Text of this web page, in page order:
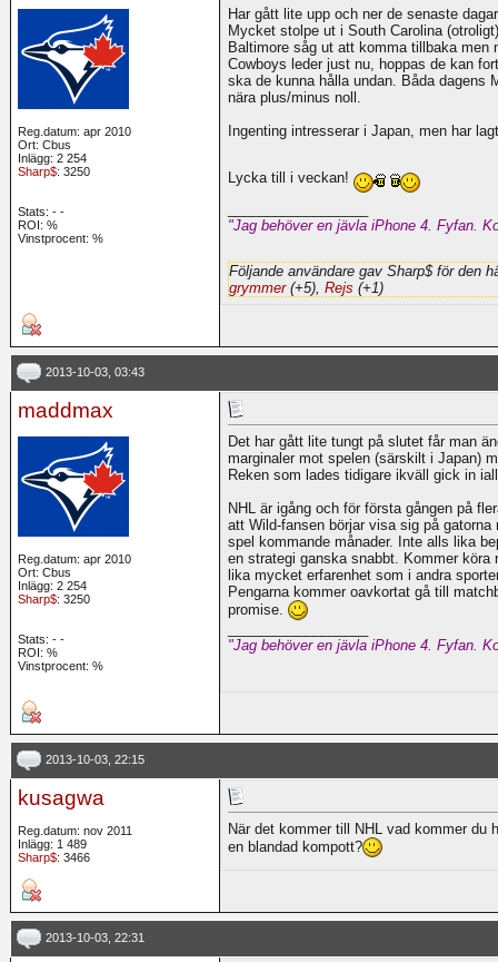
Reg.datum: apr 2010
Ort: Cbus
Inlägg: 2 254
Sharp$: 3250
Stats: - -
ROI: %
Vinstprocent: %
Har gått lite upp och ner de senaste
Mycket stolpe ut i South Carolina
Baltimore såg ut att komma tillbaka
Cowboys leder just nu, hoppas de kan
ska de kunna hålla undan. Båda dagens
nära plus/minus noll.
Ingenting intresserar i Japan, men har
Lycka till i veckan!
"Jag behöver en jävla iPhone 4. Fyfan.
Följande användare gav Sharp$ för den
grymmer(+5), Rejs (+1)
2013-10-03, 03:43
maddmax
Reg.datum: apr 2010
Ort: Cbus
Inlägg: 2 254
Sharp$: 3250
Stats: - -
ROI: %
Vinstprocent: %
Det har gått lite tungt på slutet får man
marginaler mot spelen (särskilt i Japan)
Reken som lades tidigare ikväll gick in
NHL är igång och för första gången på
att Wild-fansen börjar visa sig på
spel kommande månader. Inte alls lika
en strategi ganska snabbt. Kommer
lika mycket erfarenhet som i andra
Pengarna kommer oavkortat gå till
promise.
"Jag behöver en jävla iPhone 4. Fyfan.
2013-10-03, 22:15
kusagwa
Reg.datum: nov 2011
Inlägg: 1 489
Sharp$: 3466
När det kommer till NHL vad kommer du
en blandad kompott?
2013-10-03, 22:31